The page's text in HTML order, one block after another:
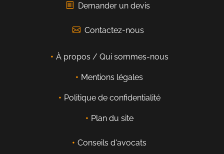
Demander un devis
Contactez-nous
À propos / Qui sommes-nous
Mentions légales
Politique de confidentialité
Plan du site
Conseils d'avocats